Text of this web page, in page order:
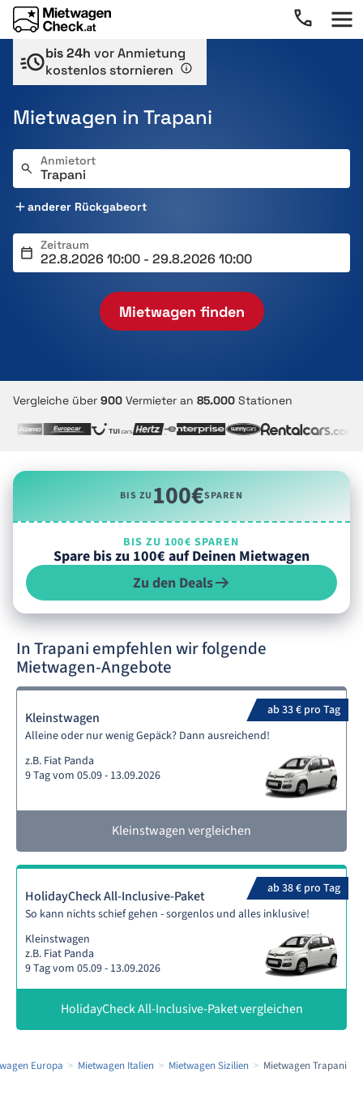
bis 24h vor Anmietung
kostenlos stornieren
Mietwagen in Trapani
Anmietort
anderer Rückgabeort
Zeitraum
Mietwagen finden
Vergleiche über 900 Vermieter an 85.000 Stationen
BIS ZU100€SPAREN
BIS ZU 100€ SPAREN
Spare bis zu 100€ auf Deinen Mietwagen
Zu den Deals
In Trapani empfehlen wir folgende
Mietwagen-Angebote
ab 33 € pro Tag
Kleinstwagen
Alleine oder nur wenig Gepäck? Dann ausreichend!
z.B. Fiat Panda
9 Tag vom 05.09 - 13.09.2026
Kleinstwagen vergleichen
ab 38 € pro Tag
HolidayCheck All-Inclusive-Paket
So kann nichts schief gehen - sorgenlos und alles inklusive!
Kleinstwagen
z.B. Fiat Panda
9 Tag vom 05.09 - 13.09.2026
HolidayCheck All-Inclusive-Paket vergleichen
Europa Mietwagen Italien Mietwagen Sizilien Mietwagen Trapani